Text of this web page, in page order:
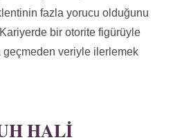
fazla yorucu olduğunu
bir otorite figürüyle
geçmeden veriyle ilerlemek
HALI